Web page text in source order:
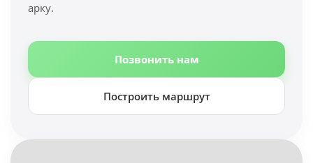
арку.
Позвонить нам
Построить маршрут